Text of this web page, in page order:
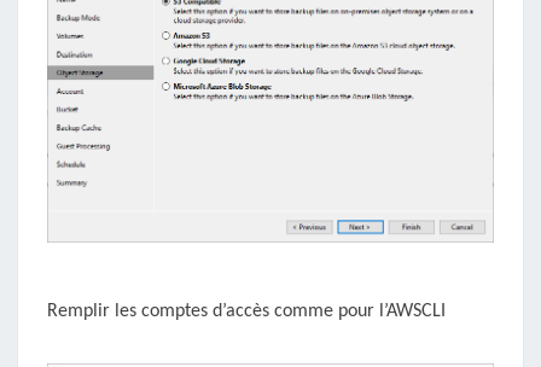
Remplir les comptes d’accès comme pour l’AWSCLI